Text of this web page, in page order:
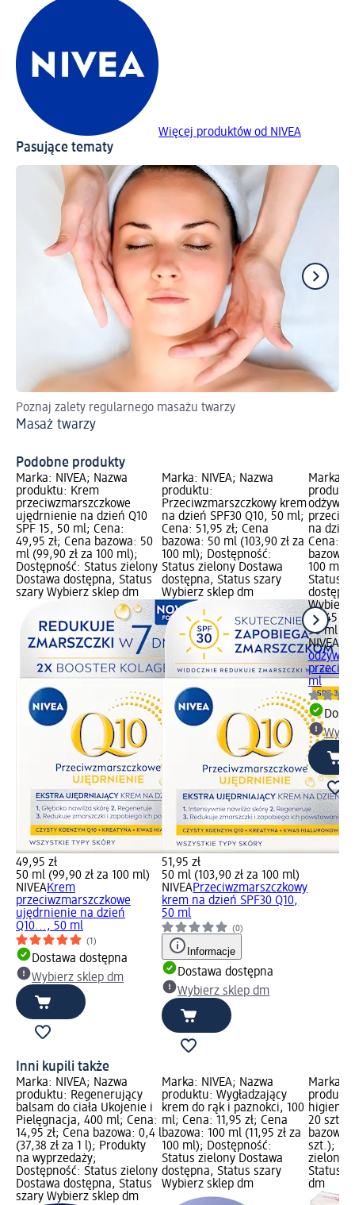
Więcej produktów od NIVEA
Pasujące tematy
Poznaj zalety regularnego masażu twarzy
Masaż twarzy
Podobne produkty
Marka: NIVEA; Nazwa
produktu: Krem
przeciwzmarszczkowe
ujędrnienie na dzień Q10
SPF 15, 50 ml; Cena:
49,95 zł; Cena bazowa: 50
ml (99,90 zł za 100 ml);
Dostępność: Status zielony
Dostawa dostępna, Status
szary Wybierz sklep dm
49,95 zł
50 ml (99,90 zł za 100 ml)
NIVEAKrem
przeciwzmarszczkowe
ujędrnienie na dzień
Q10..., 50 ml
(1)
Dostawa dostępna
Wybierz sklep dm
Marka: NIVEA; Nazwa
produktu:
Przeciwzmarszczkowy krem
na dzień SPF30 Q10, 50 ml;
Cena: 51,95 zł; Cena
bazowa: 50 ml (103,90 zł za
100 ml); Dostępność:
Status zielony Dostawa
dostępna, Status szary
Wybierz sklep dm
51,95 zł
50 ml (103,90 zł za 100 ml)
NIVEAPrzeciwzmarszczkowy
krem na dzień SPF30 Q10,
50 ml
(0)
Informacje
Dostawa dostępna
Wybierz sklep dm
Marka:
na dzień
Cena:
bazowa:
100 ml);
Status
Wybierz
54,45 zł
50 ml
NIVEA
ml
Inni kupili także
Marka: NIVEA; Nazwa
produktu: Regenerujący
balsam do ciała Ukojenie i
Pielęgnacja, 400 ml; Cena:
14,95 zł; Cena bazowa: 0,4 l
(37,38 zł za 1 l); Produkty
na wyprzedaży;
Dostępność: Status zielony
Dostawa dostępna, Status
szary Wybierz sklep dm
Marka: NIVEA; Nazwa
produktu: Wygładzający
krem do rąk i paznokci, 100
ml; Cena: 11,95 zł; Cena
bazowa: 100 ml (11,95 zł za
100 ml); Dostępność:
Status zielony Dostawa
dostępna, Status szary
Wybierz sklep dm
Marka:
20 szt.;
bazowa:
szt.);
zielony
Status
dm